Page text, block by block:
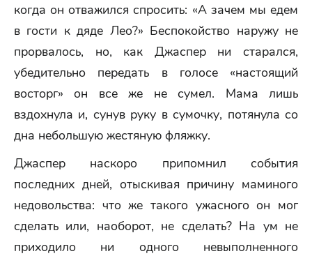
когда он отважился спросить: «А зачем мы едем
в гости к дяде Лео?» Беспокойство наружу не
прорвалось, но, как Джаспер ни старался,
убедительно передать в голосе «настоящий
восторг» он все же не сумел. Мама лишь
вздохнула и, сунув руку в сумочку, потянула со
дна небольшую жестяную фляжку.
Джаспер наскоро припомнил события
последних дней, отыскивая причину маминого
недовольства: что же такого ужасного он мог
сделать или, наоборот, не сделать? На ум не
приходило ни одного невыполненного